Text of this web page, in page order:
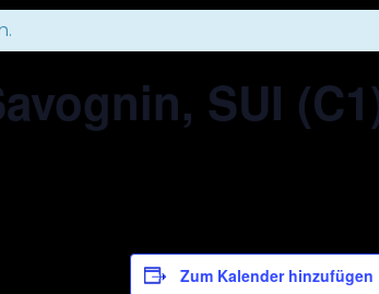
SUI
Zum Kalender hinzufügen